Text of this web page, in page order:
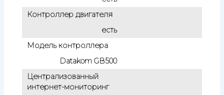
Контроллер двигателя
есть
Модель контроллера
Datakom GB500
Централизованный
интернет-мониторинг